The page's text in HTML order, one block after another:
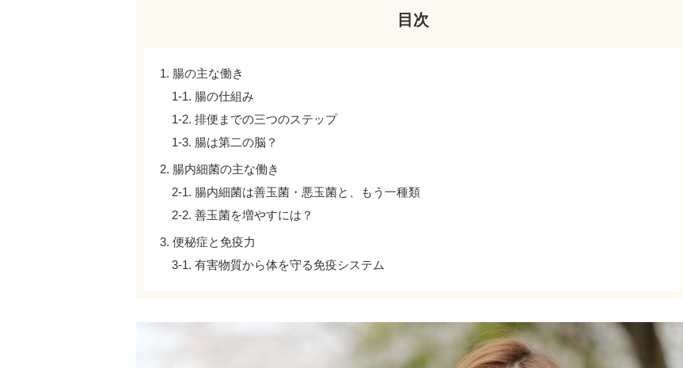
目次
1. 腸の主な働き
1-1. 腸の仕組み
1-2. 排便までの三つのステップ
1-3. 腸は第二の脳？
2. 腸内細菌の主な働き
2-1. 腸内細菌は善玉菌・悪玉菌と、もう一種類
2-2. 善玉菌を増やすには？
3. 便秘症と免疫力
3-1. 有害物質から体を守る免疫システム